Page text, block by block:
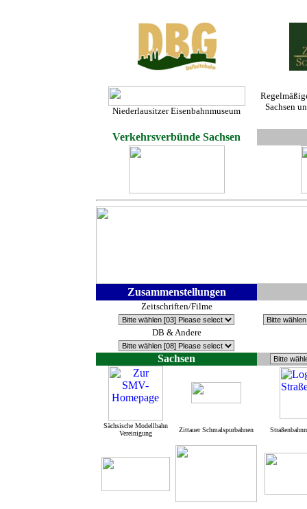
Niederlausitzer Eisenbahnmuseum
Sachsen
Verkehrsverbünde Sachsen
Zusammenstellungen
Zeitschriften/Filme
DB & Andere
Sachsen
Sächsische Modellbahn
Vereinigung
Zittauer Schmalspurbahnen